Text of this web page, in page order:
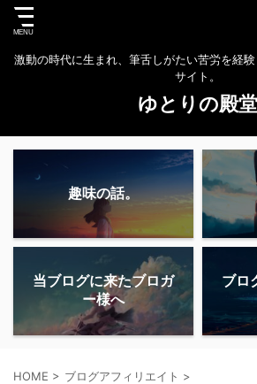
激動の時代に生まれ、筆舌しがたい苦労を経
サイト。
ゆとりの殿堂
趣味の話。
当ブログに来たブロガ
ー様へ
ブロ
HOME > ブログアフィリエイト >